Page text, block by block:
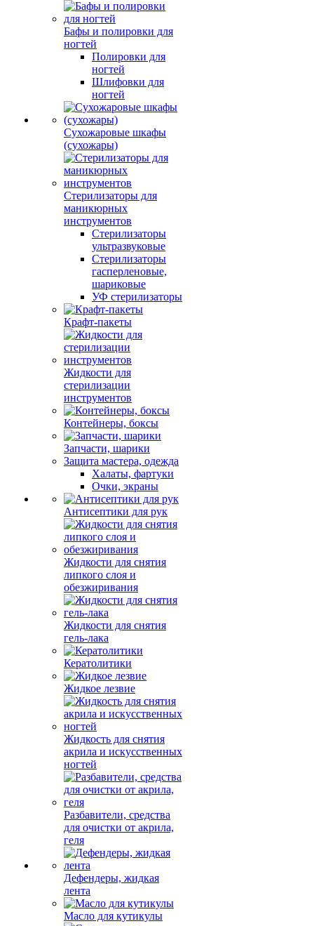
Бафы и полировки для
ногтей
Полировки для
ногтей
Шлифовки для
ногтей
Сухожаровые шкафы
(сухожары)
Стерилизаторы для
маникюрных
инструментов
Стерилизаторы
ультразвуковые
Стерилизаторы
гасперленовые,
шариковые
УФ стерилизаторы
Крафт-пакеты
Жидкости для
стерилизации
инструментов
Контейнеры, боксы
Запчасти, шарики
Защита мастера, одежда
Халаты, фартуки
Очки, экраны
Антисептики для рук
Жидкости для снятия
липкого слоя и
обезжиривания
Жидкости для снятия
гель-лака
Кератолитики
Жидкое лезвие
Жидкость для снятия
акрила и искусственных
ногтей
Разбавители, средства
для очистки от акрила,
геля
Дефендеры, жидкая
лента
Масло для кутикулы